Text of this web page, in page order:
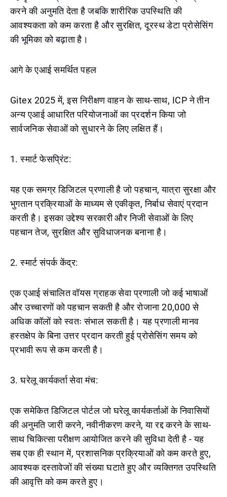
करने की अनुमति देता है जबकि शारीरिक उपस्थिति की
आवश्यकता को कम करता है और सुरक्षित, दूरस्थ डेटा प्रोसेसिंग
की भूमिका को बढ़ाता है।
आगे के एआई समर्थित पहल
Gitex 2025 में, इस निरीक्षण वाहन के साथ-साथ, ICP ने तीन
अन्य एआई आधारित परियोजनाओं का प्रदर्शन किया जो
सार्वजनिक सेवाओं को सुधारने के लिए लक्षित हैं।
1. स्मार्ट फेसप्रिंट:
यह एक समग्र डिजिटल प्रणाली है जो पहचान, यात्रा सुरक्षा और
भुगतान प्रक्रियाओं के माध्यम से एकीकृत, निर्बाध सेवाएं प्रदान
करती है। इसका उद्देश्य सरकारी और निजी सेवाओं के लिए
पहचान तेज, सुरक्षित और सुविधाजनक बनाना है।
2. स्मार्ट संपर्क केंद्र:
एक एआई संचालित वॉयस ग्राहक सेवा प्रणाली जो कई भाषाओं
और उच्चारणों को पहचान सकती है और रोजाना 20,000 से
अधिक कॉलों को स्वतः संभाल सकती है। यह प्रणाली मानव
हस्तक्षेप के बिना उत्तर प्रदान करती हुई प्रोसेसिंग समय को
प्रभावी रूप से कम करती है।
3. घरेलू कार्यकर्ता सेवा मंच:
एक समेकित डिजिटल पोर्टल जो घरेलू कार्यकर्ताओं के निवासियों
की अनुमति जारी करने, नवीनीकरण करने, या रद्द करने के साथ-
साथ चिकित्सा परीक्षण आयोजित करने की सुविधा देती है - यह
सब एक ही स्थान में, प्रशासनिक प्रक्रियाओं को कम करते हुए,
आवश्यक दस्तावेजों की संख्या घटाते हुए और व्यक्तिगत उपस्थिति
की आवृत्ति को कम करते हुए।